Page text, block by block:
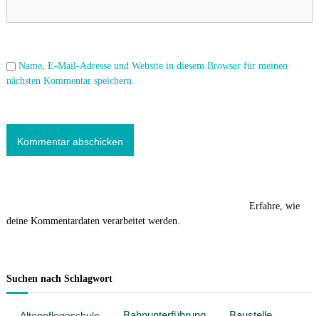
Name, E-Mail-Adresse und Website in diesem Browser für meinen
nächsten Kommentar speichern.
Erfahre, wie
deine Kommentardaten verarbeitet werden.
Suchen nach Schlagwort